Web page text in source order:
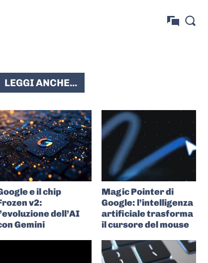
LEGGI ANCHE...
e il chip
v2:
dell’AI
Gemini
Magic Pointer di
Google: l’intelligenza
artificiale trasforma
il cursore del mouse